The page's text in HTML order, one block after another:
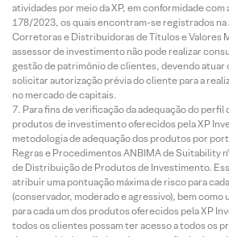
atividades por meio da XP, em conformidade com
178/2023, os quais encontram-se registrados na
Corretoras e Distribuidoras de Títulos e Valores
assessor de investimento não pode realizar
gestão de patrimônio de clientes, devendo
solicitar autorização prévia do cliente para a
no mercado de capitais.
Para fins de verificação da adequação do
produtos de investimento oferecidos pela XP
metodologia de adequação dos produtos por
Regras e Procedimentos ANBIMA de Suitability
de Distribuição de Produtos de Investimento.
atribuir uma pontuação máxima de risco para
(conservador, moderado e agressivo), bem como
para cada um dos produtos oferecidos pela XP
todos os clientes possam ter acesso a todos os